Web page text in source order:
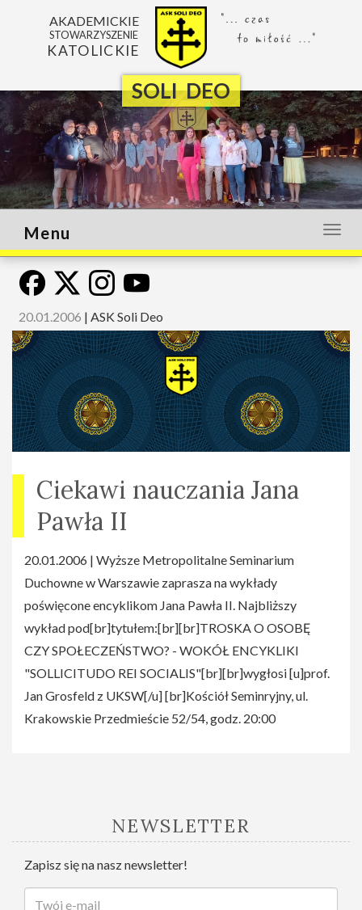
SOLI DEO
AKADEMICKIE
STOWARZYSZENIE
KATOLICKIE
lub
Menu
20.01.2006 | ASK Soli Deo
Ciekawi nauczania Jana
Pawła II
20.01.2006 | Wyższe Metropolitalne Seminarium
Duchowne w Warszawie zaprasza na wykłady
poświęcone encyklikom Jana Pawła II. Najbliższy
wykład pod[br]tytułem:[br][br]TROSKA O OSOBĘ
CZY SPOŁECZEŃSTWO? - WOKÓŁ ENCYKLIKI
"SOLLICITUDO REI SOCIALIS"[br][br]wygłosi [u]prof.
Jan Grosfeld z UKSW[/u] [br]Kościół Seminryjny, ul.
Krakowskie Przedmieście 52/54, godz. 20:00
NEWSLETTER
Zapisz się na nasz newsletter!